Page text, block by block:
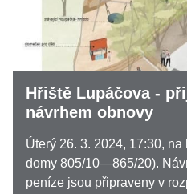
Hřiště Lupáčova -
návrhem obnovy
Úterý 26. 3. 2024, 17:30,
domy 805/10—865/20).
peníze jsou připraveny v